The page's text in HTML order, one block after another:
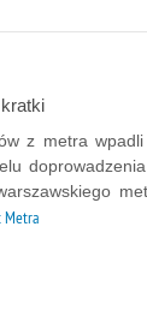
z metra
Metra